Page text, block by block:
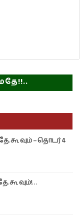
கூ வும் – தொடர் 4
கூ வும்!…